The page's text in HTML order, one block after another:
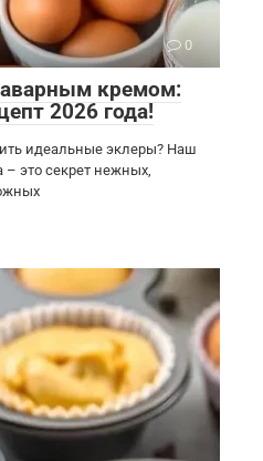
0
кремом:
2026 года!
идеальные эклеры? Наш
– это секрет нежных,